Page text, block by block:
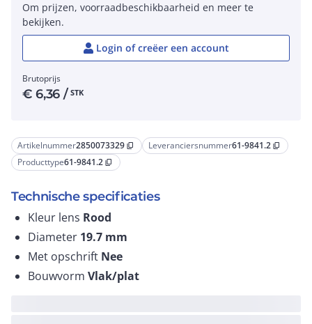
Artikelnummer2850073329 content_copy Leveranciersnummer61-9841.2 content_copy
Producttype61-9841.2 content_copy
Technische specificaties
Kleur lens Rood
Diameter 19.7 mm
Met opschrift Nee
Bouwvorm Vlak/plat
Om prijzen, voorraadbeschikbaarheid en meer te
bekijken.
Login of creëer een account
Brutoprijs
€6,36 / STK